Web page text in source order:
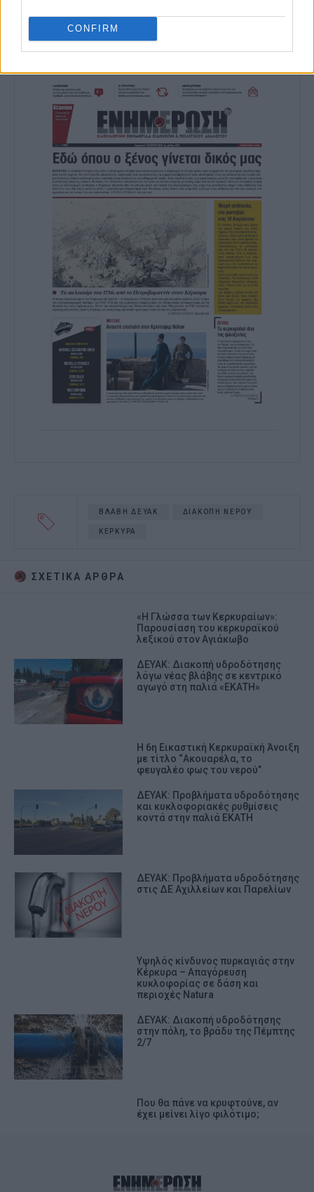
CONFIRM
ΒΛΑΒΗ ΔΕΥΑΚ ΔΙΑΚΟΠΗ ΝΕΡΟΥ
ΚΕΡΚΥΡΑ
ΣΧΕΤΙΚA AΡΘΡΑ
«Η Γλώσσα των Κερκυραίων»:
Παρουσίαση του κερκυραϊκού
λεξικού στον Αγιάκωβο
ΔΕΥΑΚ: Διακοπή υδροδότησης
λόγω νέας βλάβης σε κεντρικό
αγωγό στη παλιά «ΕΚΑΤΗ»
Η 6η Εικαστική Κερκυραϊκή Άνοιξη
με τίτλο “Ακουαρέλα, το
φευγαλέο φως του νερού”
ΔΕΥΑΚ: Προβλήματα υδροδότησης
και κυκλοφοριακές ρυθμίσεις
κοντά στην παλιά ΕΚΑΤΗ
ΔΕΥΑΚ: Προβλήματα υδροδότησης
στις ΔΕ Αχιλλείων και Παρελίων
Υψηλός κίνδυνος πυρκαγιάς στην
Κέρκυρα – Απαγόρευση
κυκλοφορίας σε δάση και
περιοχές Natura
ΔΕΥΑΚ: Διακοπή υδροδότησης
στην πόλη, το βράδυ της Πέμπτης
2/7
Που θα πάνε να κρυφτούνε, αν
έχει μείνει λίγο φιλότιμο;